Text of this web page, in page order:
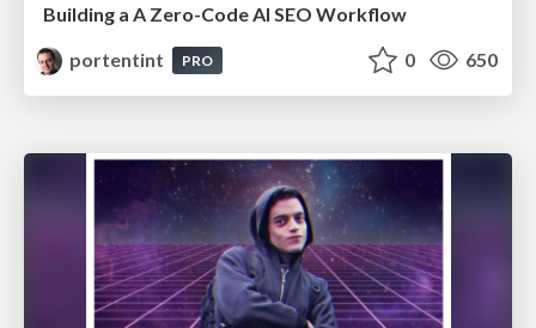
Building a A Zero-Code AI SEO Workflow
portentint
PRO 0 650